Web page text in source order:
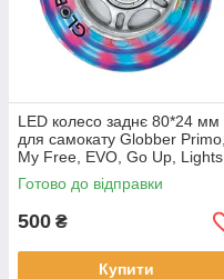
LED колесо заднє 80*24 мм
для самокату Globber Primo,
My Free, EVO, Go Up, Lights
Готово до відправки
500 ₴
Купити